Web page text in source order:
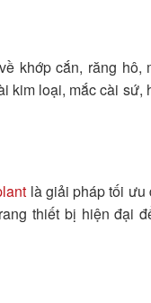
khớp cắn, răng
kim loại, mắc cài
là giải pháp tối ưu
thiết bị hiện đại